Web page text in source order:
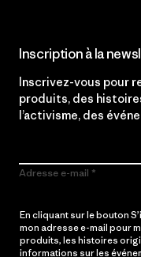
Inscription à la
Inscrivez-vous pour
produits, des
l’activisme, des
Adresse e-mail
En cliquant sur le bouton
mon adresse e-mail pour
produits, les histoires
informations sur les